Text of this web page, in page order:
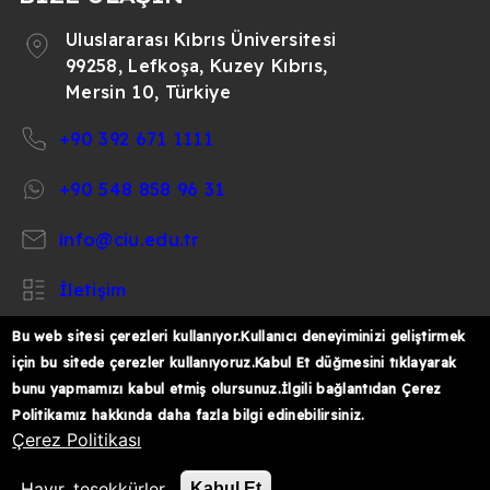
Uluslararası Kıbrıs Üniversitesi
99258, Lefkoşa, Kuzey Kıbrıs,
Mersin 10, Türkiye
+90 392 671 1111
+90 548 858 96 31
info@ciu.edu.tr
İletişim
https://www.facebook.com/CIUOfficial
https://twitter.com/CIUOfficial
https://www.instagram.com/
https://www.youtube.com/
https://
k%C4%B1br%C4%B1s-
© 2026 Uluslararası Kıbrıs Üniversitesi
Bu web sitesi çerezleri kullanıyor.Kullanıcı deneyiminizi geliştirmek
için bu sitede çerezler kullanıyoruz.Kabul Et düğmesini tıklayarak
bunu yapmamızı kabul etmiş olursunuz.İlgili bağlantıdan Çerez
Politikamız hakkında daha fazla bilgi edinebilirsiniz.
Çerez Politikası